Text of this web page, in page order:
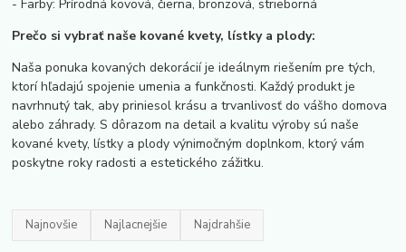
- Farby: Prírodná kovová, čierna, bronzová, strieborná
Prečo si vybrať naše kované kvety, lístky a plody:
Naša ponuka kovaných dekorácií je ideálnym riešením pre tých,
ktorí hľadajú spojenie umenia a funkčnosti. Každý produkt je
navrhnutý tak, aby priniesol krásu a trvanlivosť do vášho domova
alebo záhrady. S dôrazom na detail a kvalitu výroby sú naše
kované kvety, lístky a plody výnimočným doplnkom, ktorý vám
poskytne roky radosti a estetického zážitku.
Najnovšie Najlacnejšie Najdrahšie